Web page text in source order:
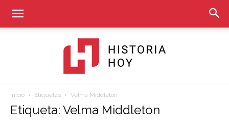
Historia
Inicio Etiquetas Velma Middleton
Etiqueta: Velma Middleton